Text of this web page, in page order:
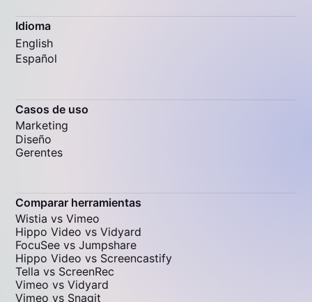
Idioma
English
Español
Casos de uso
Marketing
Diseño
Gerentes
Comparar herramientas
Wistia vs Vimeo
Hippo Video vs Vidyard
FocuSee vs Jumpshare
Hippo Video vs Screencastify
Tella vs ScreenRec
Vimeo vs Vidyard
Vimeo vs Snagit